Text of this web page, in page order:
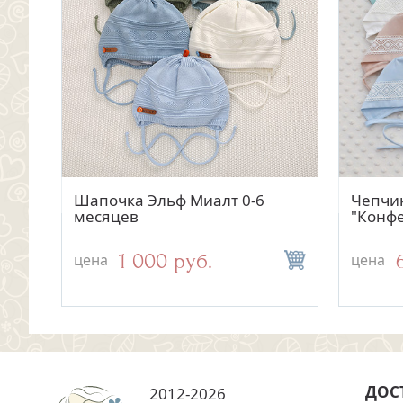
Быстрый просмотр
Шапочка Эльф Миалт 0-6
месяцев
цена 1 000 руб. цена
2012-2026